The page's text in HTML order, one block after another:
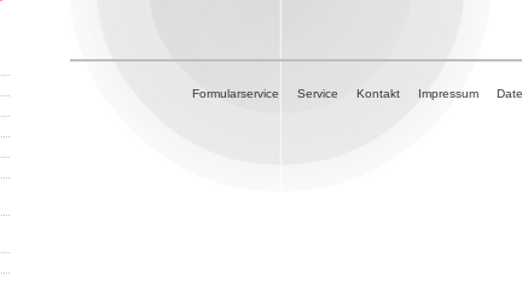
Formularservice Service Kontakt Impressum